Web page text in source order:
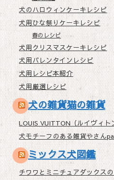
犬のハロウィンケーキレシピ
犬用ひな祭りケーキレシピ
春のレシピ
犬用クリスマスケーキレシピ
犬用バレンタインレシピ
犬用レシピ本紹介
犬用厳選レシピ
犬の雑貨猫の雑貨
LOUIS VUITTON（ルイヴィ
犬モチーフのある雑貨やさん
ミックス犬図鑑
チワワとミニチュアダックス